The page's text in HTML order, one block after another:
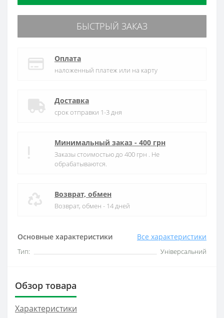
Основные характеристики Все характеристики
Тип: Універсальний
БЫСТРЫЙ ЗАКАЗ
Оплата
наложенный платеж или на карту
Доставка
срок отправки 1-3 дня
Минимальный заказ - 400 грн
Заказы стоимостью до 400 грн . Не
обрабатываются.
Возврат, обмен
Возврат, обмен - 14 дней
Обзор товара
Характеристики